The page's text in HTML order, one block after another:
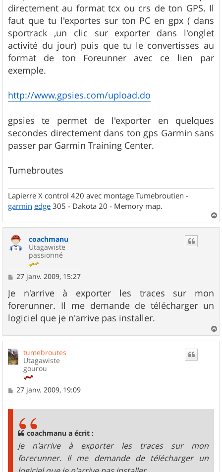
directement au format tcx ou crs de ton GPS. Il
faut que tu l'exportes sur ton PC en gpx ( dans
sportrack ,un clic sur exporter dans l'onglet
activité du jour) puis que tu le convertisses au
format de ton Foreunner avec ce lien par
exemple.
http://www.gpsies.com/upload.do
gpsies te permet de l'exporter en quelques
secondes directement dans ton gps Garmin sans
passer par Garmin Training Center.
Tumebroutes
Lapierre X control 420 avec montage Tumebroutien -
garmin edge 305 - Dakota 20 - Memory map.
a
coachmanu
Utagawiste
passionné
M
s
s
a
g
e
27 janv. 2009, 15:27
Je n'arrive à exporter les traces sur mon
forerunner. Il me demande de télécharger un
logiciel que je n'arrive pas installer.
a
tumebroutes
Utagawiste
gourou
M
27 janv. 2009, 19:09
coachmanu a écrit :
Je n'arrive à exporter les traces sur mon
forerunner. Il me demande de télécharger un